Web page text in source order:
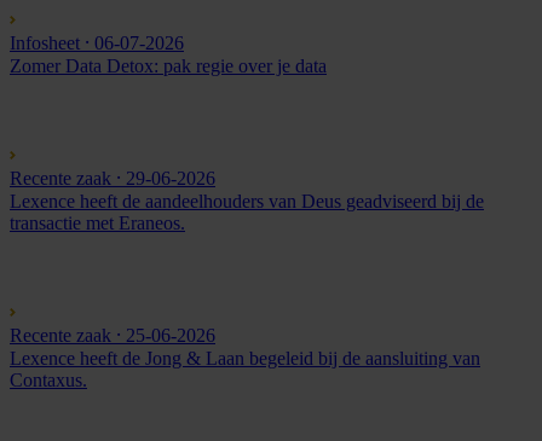
Infosheet ⸱ 06-07-2026
Zomer Data Detox: pak regie over je data
Recente zaak ⸱ 29-06-2026
Lexence heeft de aandeelhouders van Deus geadviseerd bij de
transactie met Eraneos.
Recente zaak ⸱ 25-06-2026
Lexence heeft de Jong & Laan begeleid bij de aansluiting van
Contaxus.